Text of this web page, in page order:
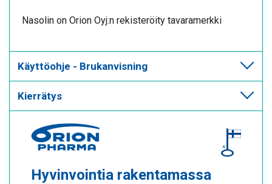
Nasolin on Orion Oyj:n rekisteröity tavaramerkki
Käyttöohje - Brukanvisning
Kierrätys
Hyvinvointia rakentamassa